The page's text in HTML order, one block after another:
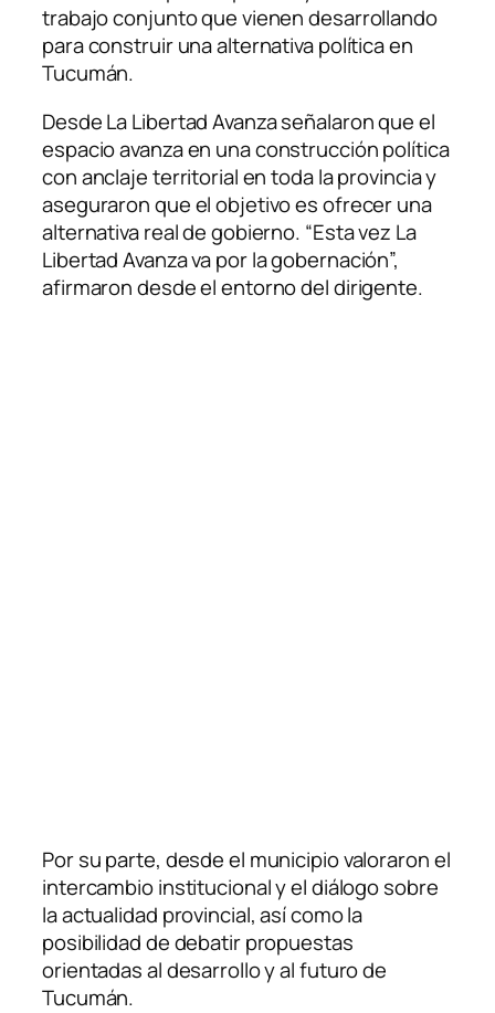
trabajo conjunto que vienen desarrollando
para construir una alternativa política en
Tucumán.
Desde La Libertad Avanza señalaron que el
espacio avanza en una construcción política
con anclaje territorial en toda la provincia y
aseguraron que el objetivo es ofrecer una
alternativa real de gobierno. “Esta vez La
Libertad Avanza va por la gobernación”,
afirmaron desde el entorno del dirigente.
Por su parte, desde el municipio valoraron el
intercambio institucional y el diálogo sobre
la actualidad provincial, así como la
posibilidad de debatir propuestas
orientadas al desarrollo y al futuro de
Tucumán.